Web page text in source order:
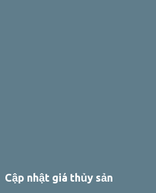
Cập nhật giá thủy sản